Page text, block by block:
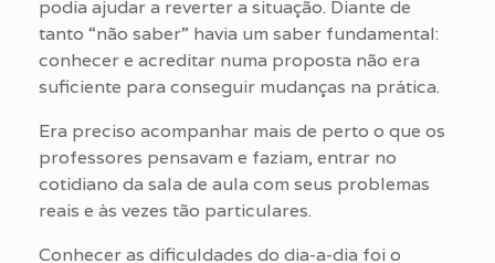
podia ajudar a reverter a situação. Diante de
tanto “não saber” havia um saber fundamental:
conhecer e acreditar numa proposta não era
suficiente para conseguir mudanças na prática.
Era preciso acompanhar mais de perto o que os
professores pensavam e faziam, entrar no
cotidiano da sala de aula com seus problemas
reais e às vezes tão particulares.
Conhecer as dificuldades do dia-a-dia foi o